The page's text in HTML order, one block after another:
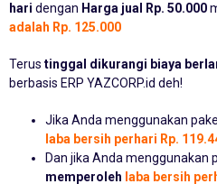
hari dengan Harga jual Rp. 50.000
adalah Rp. 125.000
Terus tinggal dikurangi biaya
berbasis ERP YAZCORP.id deh!
Jika Anda menggunakan
laba bersih perhari Rp.
Dan jika Anda menggunakan
memperoleh laba bersih